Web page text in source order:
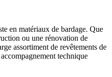
en matériaux de bardage. Que
ou une rénovation de
assortiment de revêtements de
technique